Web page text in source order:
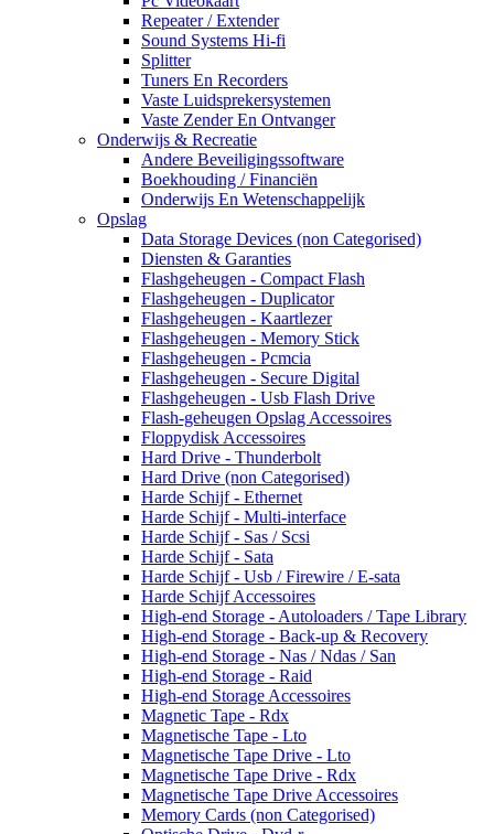
Repeater / Extender
Sound Systems Hi-fi
Splitter
Tuners En Recorders
Vaste Luidsprekersystemen
Vaste Zender En Ontvanger
Onderwijs & Recreatie
Andere Beveiligingssoftware
Boekhouding / Financiën
Onderwijs En Wetenschappelijk
Opslag
Data Storage Devices (non Categorised)
Diensten & Garanties
Flashgeheugen - Compact Flash
Flashgeheugen - Duplicator
Flashgeheugen - Kaartlezer
Flashgeheugen - Memory Stick
Flashgeheugen - Pcmcia
Flashgeheugen - Secure Digital
Flashgeheugen - Usb Flash Drive
Flash-geheugen Opslag Accessoires
Floppydisk Accessoires
Hard Drive - Thunderbolt
Hard Drive (non Categorised)
Harde Schijf - Ethernet
Harde Schijf - Multi-interface
Harde Schijf - Sas / Scsi
Harde Schijf - Sata
Harde Schijf - Usb / Firewire / E-sata
Harde Schijf Accessoires
High-end Storage - Autoloaders / Tape Library
High-end Storage - Back-up & Recovery
High-end Storage - Nas / Ndas / San
High-end Storage - Raid
High-end Storage Accessoires
Magnetic Tape - Rdx
Magnetische Tape - Lto
Magnetische Tape Drive - Lto
Magnetische Tape Drive - Rdx
Magnetische Tape Drive Accessoires
Memory Cards (non Categorised)